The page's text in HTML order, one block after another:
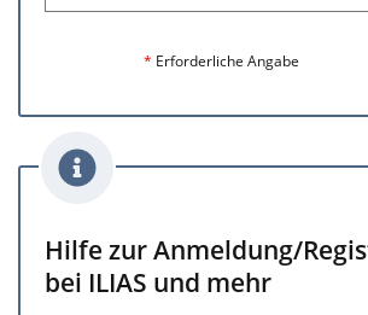
* Erforderliche Angabe
Hilfe zur Anmeldung/
bei ILIAS und mehr